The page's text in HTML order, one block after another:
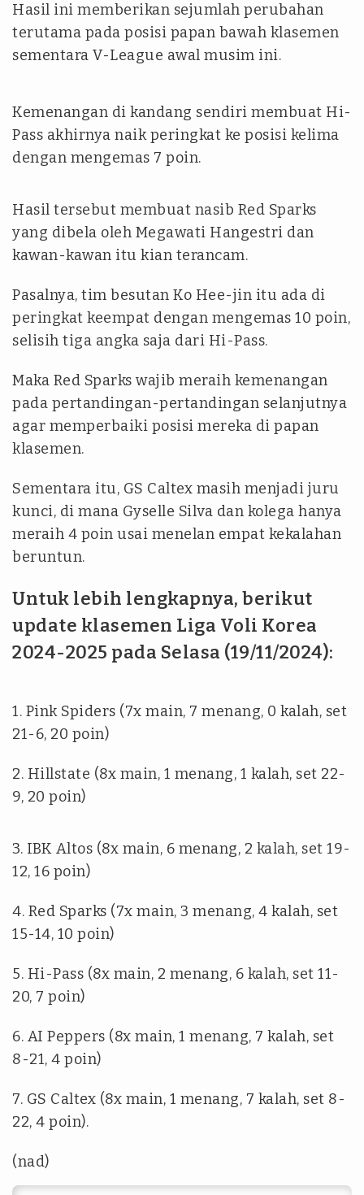
Hasil ini memberikan sejumlah perubahan
terutama pada posisi papan bawah klasemen
sementara V-League awal musim ini.
Kemenangan di kandang sendiri membuat Hi-
Pass akhirnya naik peringkat ke posisi kelima
dengan mengemas 7 poin.
Hasil tersebut membuat nasib Red Sparks
yang dibela oleh Megawati Hangestri dan
kawan-kawan itu kian terancam.
Pasalnya, tim besutan Ko Hee-jin itu ada di
peringkat keempat dengan mengemas 10 poin,
selisih tiga angka saja dari Hi-Pass.
Maka Red Sparks wajib meraih kemenangan
pada pertandingan-pertandingan selanjutnya
agar memperbaiki posisi mereka di papan
klasemen.
Sementara itu, GS Caltex masih menjadi juru
kunci, di mana Gyselle Silva dan kolega hanya
meraih 4 poin usai menelan empat kekalahan
beruntun.
Untuk lebih lengkapnya, berikut
update klasemen Liga Voli Korea
2024-2025 pada Selasa (19/11/2024):
1. Pink Spiders (7x main, 7 menang, 0 kalah, set
21-6, 20 poin)
2. Hillstate (8x main, 1 menang, 1 kalah, set 22-
9, 20 poin)
3. IBK Altos (8x main, 6 menang, 2 kalah, set 19-
12, 16 poin)
4. Red Sparks (7x main, 3 menang, 4 kalah, set
15-14, 10 poin)
5. Hi-Pass (8x main, 2 menang, 6 kalah, set 11-
20, 7 poin)
6. AI Peppers (8x main, 1 menang, 7 kalah, set
8-21, 4 poin)
7. GS Caltex (8x main, 1 menang, 7 kalah, set 8-
22, 4 poin).
(nad)